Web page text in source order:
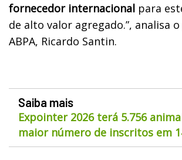
fornecedor internacional para
de alto valor agregado.”, analisa
ABPA, Ricardo Santin.
Saiba mais
Expointer 2026 terá 5.756
maior número de inscritos em